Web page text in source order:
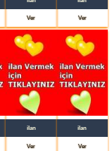
Ver Ver
ilan
Ver
ilan
Ver